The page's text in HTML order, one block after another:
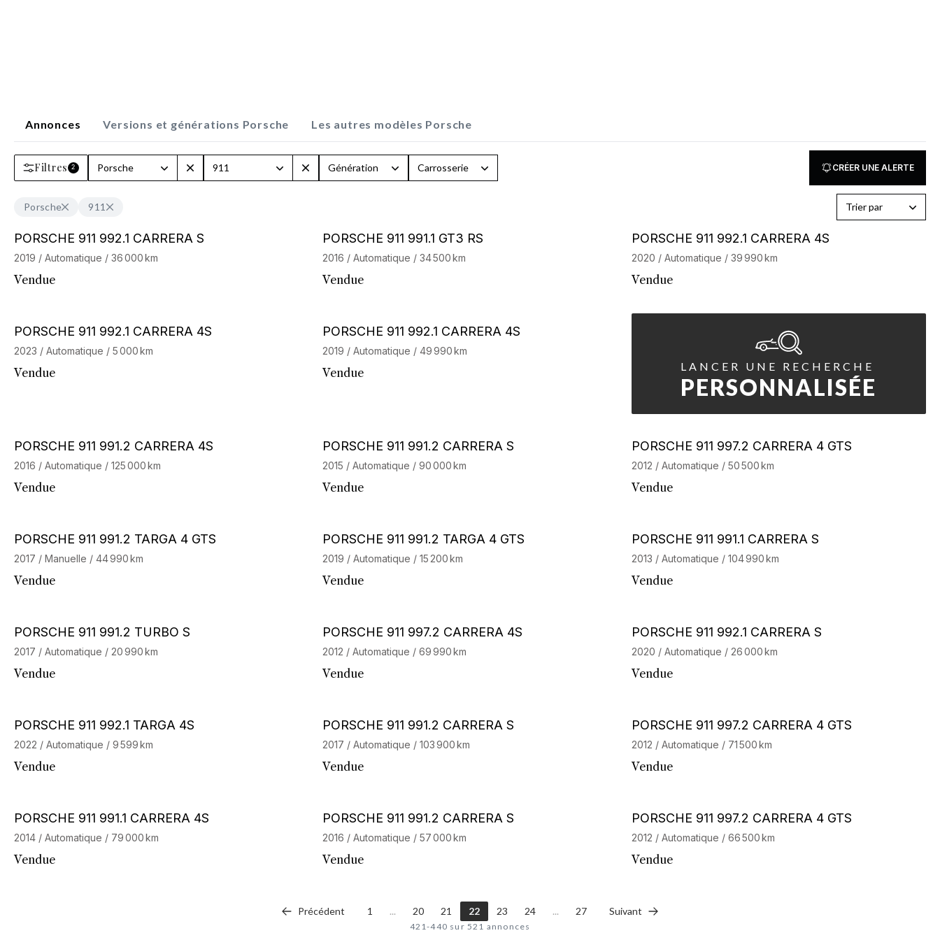
Annonces Versions et générations Porsche Les autres modèles Porsche
Filtres 2 Porsche 911 Génération Carrosserie CRÉER UNE ALERTE
Porsche 911 Trier par
Barnes Exclusive
PORSCHE 911 992.1 CARRERA S
2019 / Automatique / 36 000 km
Vendue
Barnes Exclusive
PORSCHE 911 991.1 GT3 RS
2016 / Automatique / 34 500 km
Vendue
Barnes Exclusive
PORSCHE 911 992.1 CARRERA 4S
2020 / Automatique / 39 990 km
Vendue
Barnes Exclusive
PORSCHE 911 992.1 CARRERA 4S
2023 / Automatique / 5 000 km
Vendue
Barnes Exclusive
PORSCHE 911 992.1 CARRERA 4S
2019 / Automatique / 49 990 km
Vendue LANCER UNE RECHERCHE
PERSONNALISÉE
PORSCHE 911 991.2 CARRERA 4S
2016 / Automatique / 125 000 km
Vendue
PORSCHE 911 991.2 CARRERA S
2015 / Automatique / 90 000 km
Vendue
Stock CarJager
PORSCHE 911 997.2 CARRERA 4 GTS
2012 / Automatique / 50 500 km
Vendue
Barnes Exclusive
PORSCHE 911 991.2 TARGA 4 GTS
2017 / Manuelle / 44 990 km
Vendue
Barnes Exclusive
PORSCHE 911 991.2 TARGA 4 GTS
2019 / Automatique / 15 200 km
Vendue
Stock CarJager
PORSCHE 911 991.1 CARRERA S
2013 / Automatique / 104 990 km
Vendue
Barnes Exclusive
PORSCHE 911 991.2 TURBO S
2017 / Automatique / 20 990 km
Vendue
Stock CarJager
PORSCHE 911 997.2 CARRERA 4S
2012 / Automatique / 69 990 km
Vendue
Barnes Exclusive
PORSCHE 911 992.1 CARRERA S
2020 / Automatique / 26 000 km
Vendue
Barnes Exclusive Stock CarJager
PORSCHE 911 992.1 TARGA 4S
2022 / Automatique / 9 599 km
Vendue
Stock CarJager
PORSCHE 911 991.2 CARRERA S
2017 / Automatique / 103 900 km
Vendue
PORSCHE 911 997.2 CARRERA 4 GTS
2012 / Automatique / 71 500 km
Vendue
PORSCHE 911 991.1 CARRERA 4S
2014 / Automatique / 79 000 km
Vendue
Barnes Exclusive
PORSCHE 911 991.2 CARRERA S
2016 / Automatique / 57 000 km
Vendue
Stock CarJager
PORSCHE 911 997.2 CARRERA 4 GTS
2012 / Automatique / 66 500 km
Vendue
Précédent 1 ... 20 21 22 23 24 ... 27 Suivant
421-440 sur 521 annonces